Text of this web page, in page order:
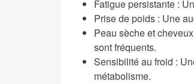
Fatigue persistante :
Prise de poids : Une
Peau sèche et
sont fréquents.
Sensibilité au froid :
métabolisme.